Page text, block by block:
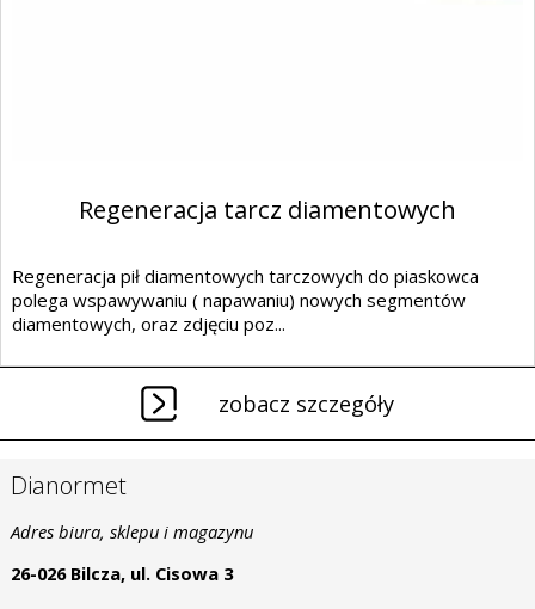
Regeneracja tarcz diamentowych
Regeneracja pił diamentowych tarczowych do piaskowca
polega wspawywaniu ( napawaniu) nowych segmentów
diamentowych, oraz zdjęciu poz...
zobacz szczegóły
Dianormet
Adres biura, sklepu i magazynu
26-026 Bilcza, ul. Cisowa 3